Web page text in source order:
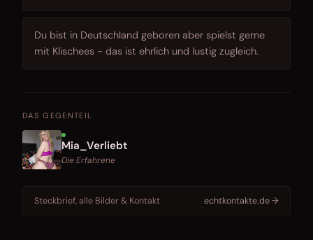
Du bist in Deutschland geboren aber spielst gerne
mit Klischees - das ist ehrlich und lustig zugleich.
DAS GEGENTEIL
Mia_Verliebt
Die Erfahrene
Steckbrief, alle Bilder & Kontakt echtkontakte.de →